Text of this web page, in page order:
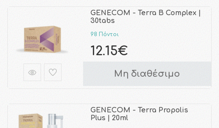
GENECOM - Terra B Complex |
30tabs
98 Πόντοι
12.15€
Μη διαθέσιμο
GENECOM - Terra Propolis
Plus | 20ml